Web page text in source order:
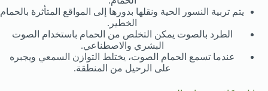
يتم تربية النسور الحية ونقلها بدورها إلى المواقع المتأثرة بالحمام
الخطير.
الطرد بالصوت يمكن التخلص من الحمام باستخدام الصوت
البشري والاصطناعي.
عندما تسمع الحمام الصوت، يختلط التوازن السمعي ويجبره
على الرحيل من المنطقة.